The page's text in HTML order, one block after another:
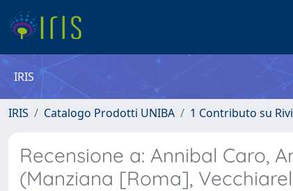
IRIS
IRIS Catalogo Prodotti UNIBA 1 Contributo su
Recensione a: Annibal Caro,
(Manziana [Roma],